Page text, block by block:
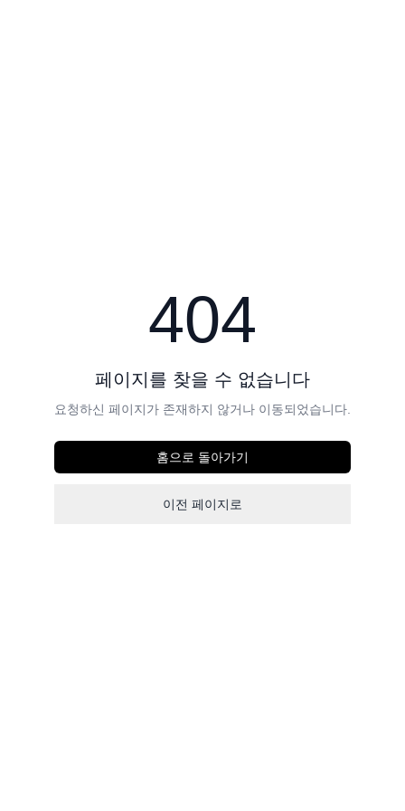
404
페이지를 찾을 수 없습니다
요청하신 페이지가 존재하지 않거나 이동되었습니다.
홈으로 돌아가기
이전 페이지로